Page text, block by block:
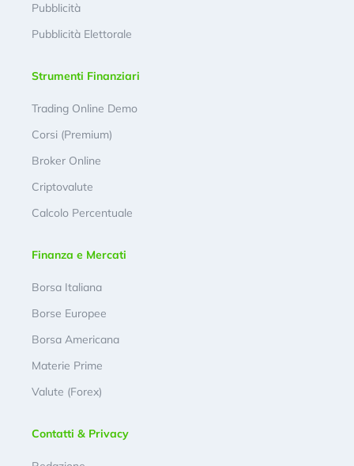
Pubblicità
Pubblicità Elettorale
Strumenti Finanziari
Trading Online Demo
Corsi (Premium)
Broker Online
Criptovalute
Calcolo Percentuale
Finanza e Mercati
Borsa Italiana
Borse Europee
Borsa Americana
Materie Prime
Valute (Forex)
Contatti & Privacy